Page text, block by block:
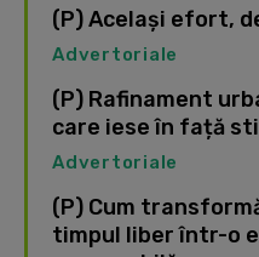
(P) Același efort,
Advertoriale
(P) Rafinament
care iese în față
Advertoriale
(P) Cum
timpul liber într-o